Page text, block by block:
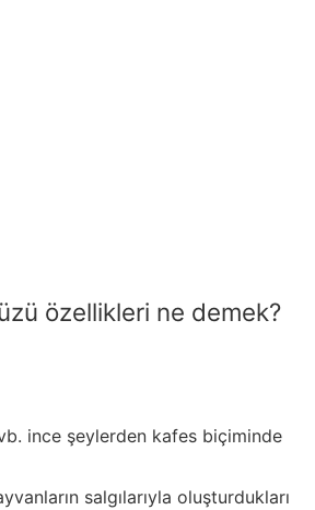
özellikleri ne demek?
ince şeylerden kafes biçiminde
salgılarıyla oluşturdukları